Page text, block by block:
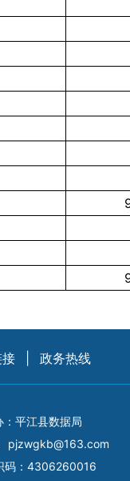
政务热线
：平江县数据局
pjzwgkb@163.com
码：4306260016